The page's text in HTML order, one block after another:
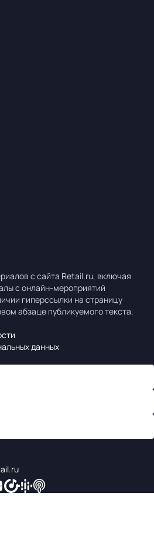
с сайта Retail.ru, включая
с онлайн-мероприятий
гиперссылки на страницу
абзаце публикуемого текста.
данных